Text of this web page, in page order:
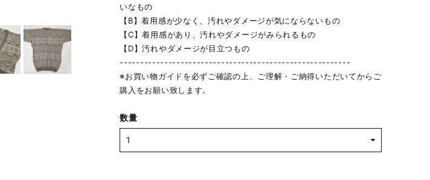
いなもの
【B】着用感が少なく、汚れやダメージが気にならないもの
【C】着用感があり、汚れやダメージがみられるもの
【D】汚れやダメージが目立つもの
---------------------------------------------------------
※お買い物ガイドを必ずご確認の上、ご理解・ご納得いただいてからご
購入をお願い致します。
数量